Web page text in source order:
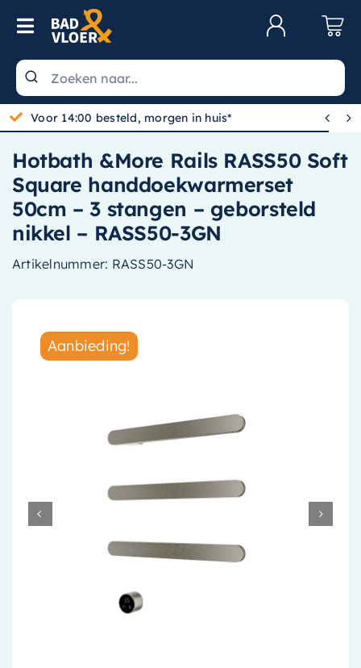
Skip to content
Toggle Navigation
Wastafels
Toiletten
Spiegels
Kranen
Douche
Badkamermeubels
Radiatoren
Klimaatbeheersing
 
Hotbath &More Rails RASS50 Soft
Square handdoekwarmerset
50cm – 3 stangen – geborsteld
nikkel – RASS50-3GN
Artikelnummer: RASS50-3GN
Aanbieding!